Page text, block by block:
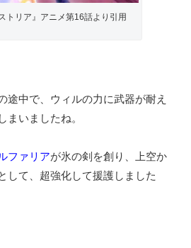
トリア』アニメ第16話より引用
途中で、ウィルの力に武器が耐え
まいましたね。
ファリアが氷の剣を創り、上空か
して、超強化して援護しました